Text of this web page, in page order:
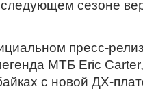
сезоне
пресс-
МТБ Eric
с новой ДХ-